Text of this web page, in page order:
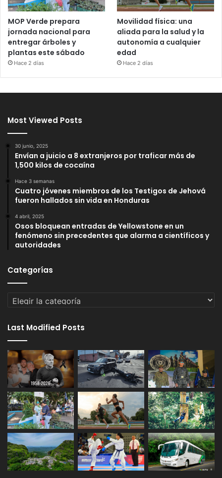
MOP Verde prepara
jornada nacional para
entregar árboles y
plantas este sábado
Hace 2 días
Movilidad física: una
aliada para la salud y la
autonomía a cualquier
edad
Hace 2 días
Most Viewed Posts
30 junio, 2025
Envían a juicio a 8 extranjeros por traficar más de
1,500 kilos de cocaína
Hace 3 semanas
Cuatro jóvenes miembros de los Testigos de Jehová
fueron hallados sin vida en Honduras
4 abril, 2025
Osos bloquean entradas de Yellowstone en un
fenómeno sin precedentes que alarma a científicos y
autoridades
Categorías
Categorías
Last Modified Posts